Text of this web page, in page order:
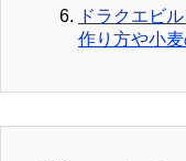
ドラクエビ
作り方や小